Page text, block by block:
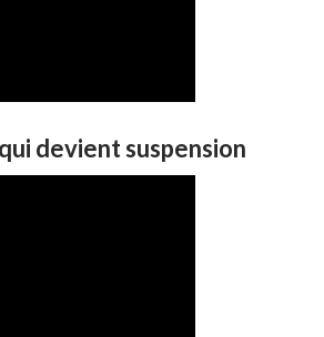
devient suspension